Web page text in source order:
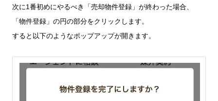
次に1番初めにやるべき「売却物件登録」が終わった場合、
「物件登録」の円の部分をクリックします。
すると以下のようなポップアップが開きます。